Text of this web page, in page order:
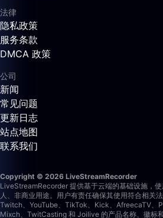
法律
隐私政策
服务条款
DMCA 政策
公司
新闻
常见问题
更新日志
站点地图
联系我们
Copyright © 2026 LiveStreamRecorder
LiveStreamRecorder 提供基于云端的基础设施，
人、非商业用途。用户有责任确保其使用符合相关
Twitch、YouTube、TikTok、Kick、AfreecaTV、
Mixch、TwitCasting 和 Joilive 的产品名称、徽标